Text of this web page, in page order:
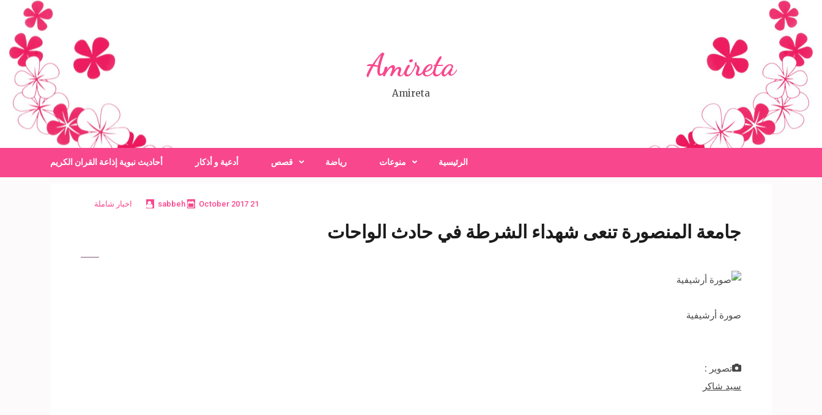
content
(Press
Enter)
Amireta
Amireta
الرئيسية منوعات رياضة قصص أدعية و أذكار أحاديث نبوية إذاعة القران الكريم
21 October 2017
sabbeh اخبار شاملة
جامعة المنصورة تنعى شهداء الشرطة في حادث الواحات
صورة أرشيفية
تصوير :
سيد شاكر